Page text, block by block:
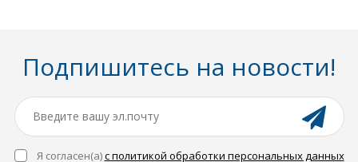
Подпишитесь на новости!
Я согласен(a)с политикой обработки персональных данных